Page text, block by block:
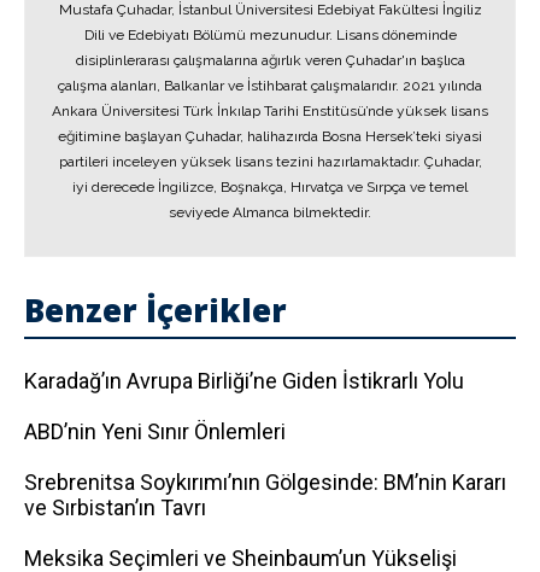
Mustafa Çuhadar, İstanbul Üniversitesi Edebiyat Fakültesi İngiliz
Dili ve Edebiyatı Bölümü mezunudur. Lisans döneminde
disiplinlerarası çalışmalarına ağırlık veren Çuhadar'ın başlıca
çalışma alanları, Balkanlar ve İstihbarat çalışmalarıdır. 2021 yılında
Ankara Üniversitesi Türk İnkılap Tarihi Enstitüsü’nde yüksek lisans
eğitimine başlayan Çuhadar, halihazırda Bosna Hersek’teki siyasi
partileri inceleyen yüksek lisans tezini hazırlamaktadır. Çuhadar,
iyi derecede İngilizce, Boşnakça, Hırvatça ve Sırpça ve temel
seviyede Almanca bilmektedir.
Benzer İçerikler
Karadağ’ın Avrupa Birliği’ne Giden İstikrarlı Yolu
ABD’nin Yeni Sınır Önlemleri
Srebrenitsa Soykırımı’nın Gölgesinde: BM’nin Kararı
ve Sırbistan’ın Tavrı
Meksika Seçimleri ve Sheinbaum’un Yükselişi